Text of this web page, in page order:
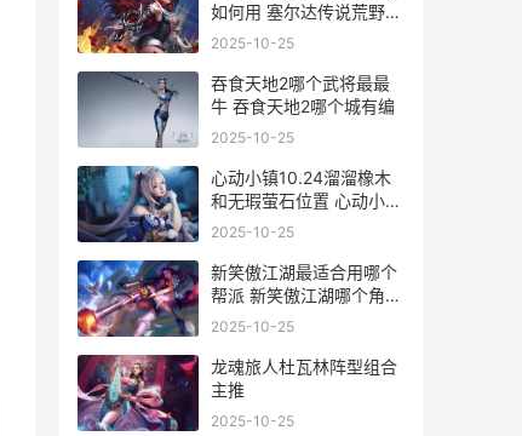
如何用 塞尔达传说荒野之
息最强套装
2025-10-25
吞食天地2哪个武将最最
牛 吞食天地2哪个城有编
2025-10-25
心动小镇10.24溜溜橡木
和无瑕萤石位置 心动小屋
入住规则
2025-10-25
新笑傲江湖最适合用哪个
帮派 新笑傲江湖哪个角色
最好
2025-10-25
龙魂旅人杜瓦林阵型组合
主推
2025-10-25